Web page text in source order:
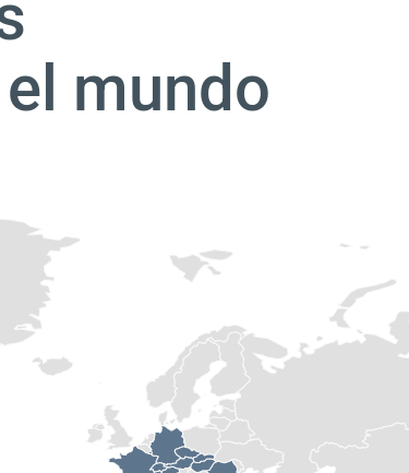
mundo